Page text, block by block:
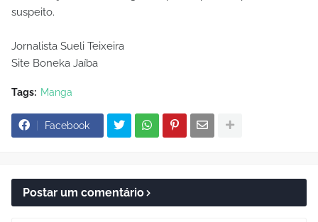
suspeito.
Jornalista Sueli Teixeira
Site Boneka Jaíba
Tags: Manga
Facebook
Postar um comentário